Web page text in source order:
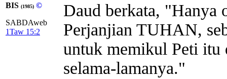
BIS (1985) ©
SABDAweb
1Taw 15:2
Daud berkata, "Hanya
Perjanjian TUHAN,
untuk memikul Peti itu
selama-lamanya."